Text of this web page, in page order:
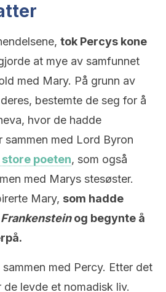
tok Percys kone
at mye av samfunnet
med Mary. På grunn av
bestemte de seg for å
hvor de hadde
sammen med Lord Byron
store poeten, som også
med Marys stesøster.
Mary, som hadde
Frankensteinog begynte å
med Percy. Etter det
levde et nomadisk liv.